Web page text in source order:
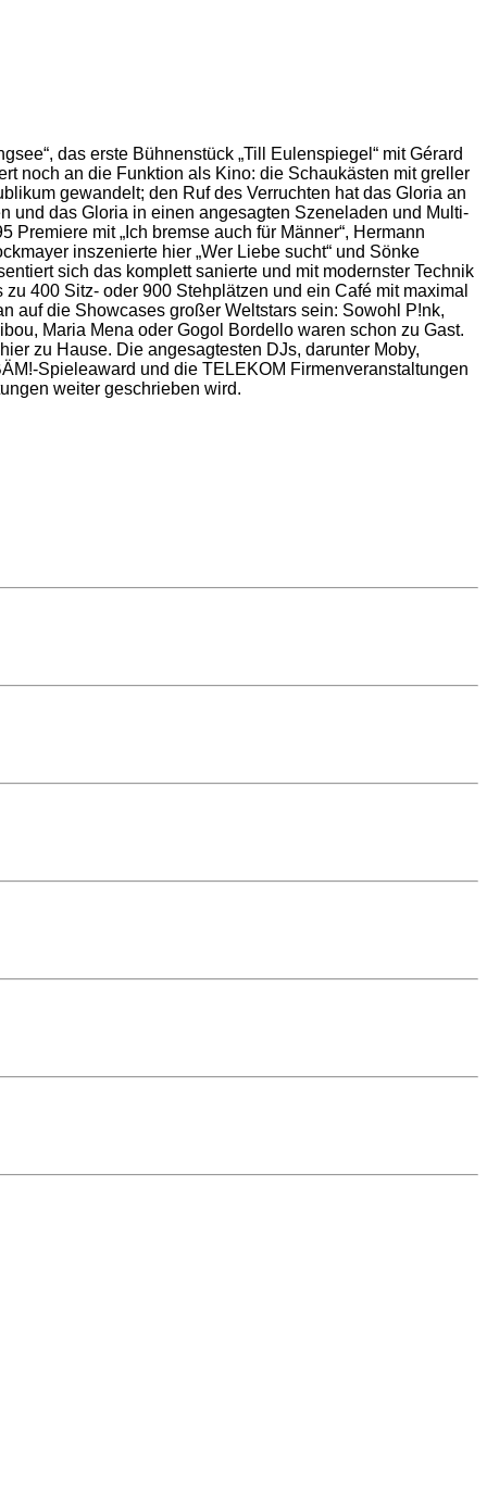
das erste Bühnenstück „Till Eulenspiegel“ mit Gérard
noch an die Funktion als Kino: die Schaukästen mit greller
gewandelt; den Ruf des Verruchten hat das Gloria an
und das Gloria in einen angesagten Szeneladen und Multi-
mit „Ich bremse auch für Männer“, Hermann
inszenierte hier „Wer Liebe sucht“ und Sönke
sich das komplett sanierte und mit modernster Technik
400 Sitz- oder 900 Stehplätzen und ein Café mit maximal
auf die Showcases großer Weltstars sein: Sowohl P!nk,
Maria Mena oder Gogol Bordello waren schon zu Gast.
zu Hause. Die angesagtesten DJs, darunter Moby,
Spieleaward und die TELEKOM Firmenveranstaltungen
weiter geschrieben wird.